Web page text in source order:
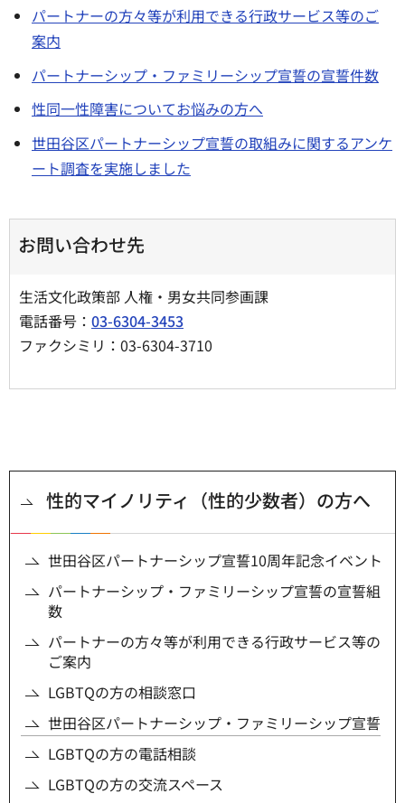
パートナーの方々等が利用できる行政サービス等のご
案内
パートナーシップ・ファミリーシップ宣誓の宣誓件数
性同一性障害についてお悩みの方へ
世田谷区パートナーシップ宣誓の取組みに関するアンケ
ート調査を実施しました
お問い合わせ先
生活文化政策部 人権・男女共同参画課
電話番号： 03-6304-3453
ファクシミリ：03-6304-3710
性的マイノリティ（性的少数者）の方へ
世田谷区パートナーシップ宣誓10周年記念イベント
パートナーシップ・ファミリーシップ宣誓の宣誓組
数
パートナーの方々等が利用できる行政サービス等の
ご案内
LGBTQの方の相談窓口
世田谷区パートナーシップ・ファミリーシップ宣誓
LGBTQの方の電話相談
LGBTQの方の交流スペース